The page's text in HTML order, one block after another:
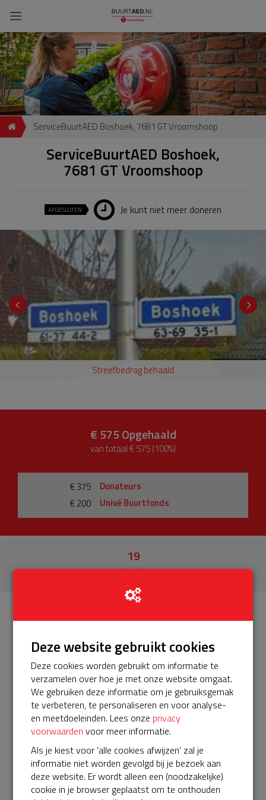
ServiceBuurtAED Boshoek, 7681 GT Vroomshoop
ServiceBuurtAED Boshoek,
7681 GT Vroomshoop
AFGESLOTEN Je kunt niet meer doneren
Streefbedrag behaald
€ 575Opgehaald
van totaal € 575 (100%)
€ 375
Donateurs
€ 200
Univé Buurtfonds
19
donaties
Info Donateurs
Het servicepakket van onze BuurtAED verloopt bijna en
moet worden verlengd, zodat onze AED gebruiksklaar
blijft. Help je mee? Doneer voor ons servicepakket!
𝕏
Laatste donaties
Bekijk alle
Deze website gebruikt cookies
Deze cookies worden gebruikt om informatie te
verzamelen over hoe je met onze website omgaat.
We gebruiken deze informatie om je gebruiksgemak
te verbeteren, te personaliseren en voor analyse-
en meetdoeleinden. Lees onze privacy
voorwaarden voor meer informatie.
Als je kiest voor 'alle cookies afwijzen' zal je
informatie niet worden gevolgd bij je bezoek aan
deze website. Er wordt alleen een (noodzakelijke)
cookie in je browser geplaatst om te onthouden